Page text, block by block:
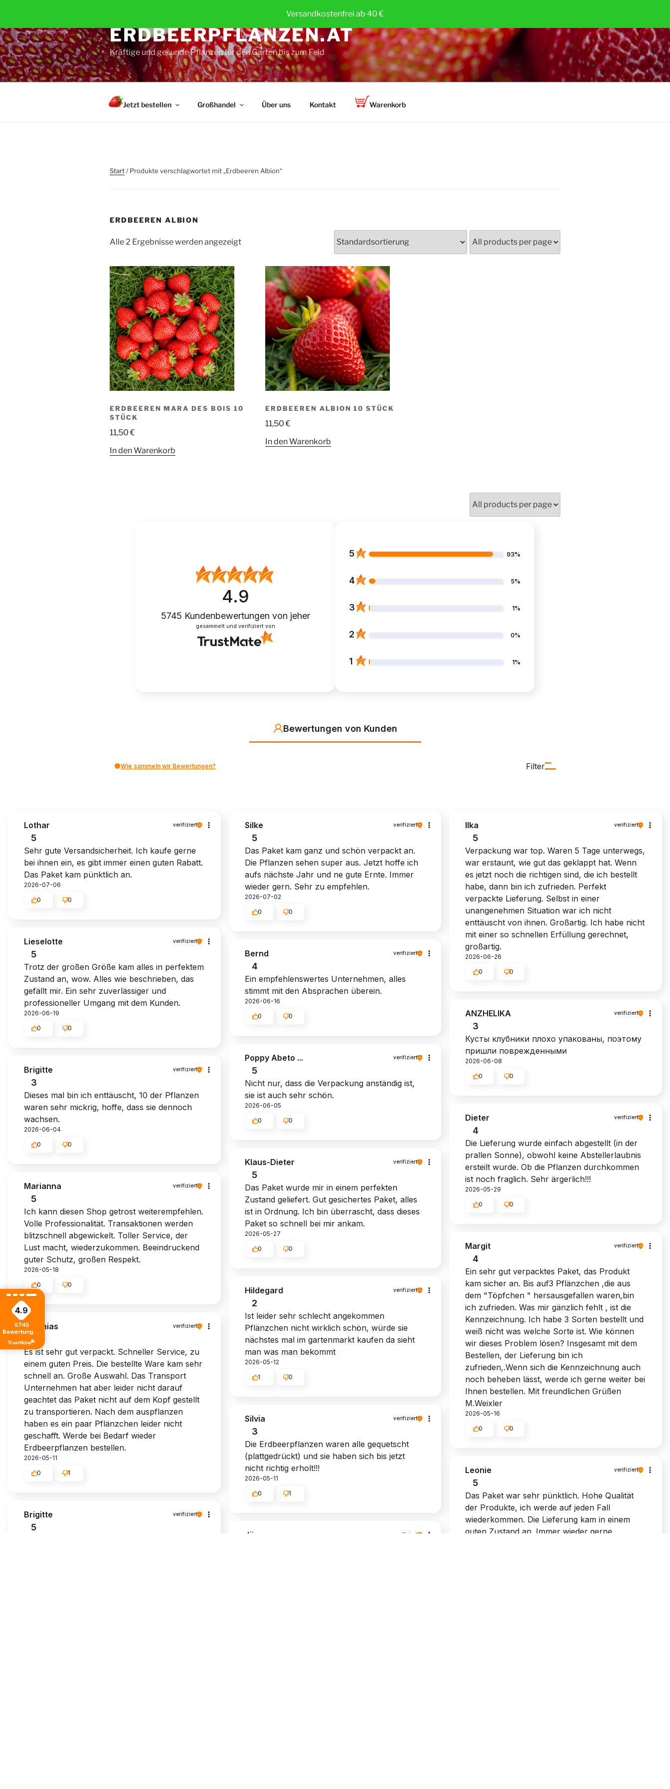
Versandkostenfrei ab 40 €
springen
ERDBEERPFLANZEN.AT
Kräftige und gesunde Pflanzen für den Garten bis zum Feld
Jetzt bestellen Großhandel Über uns Kontakt Warenkorb
Start/ Produkte verschlagwortet mit „Erdbeeren Albion“
ERDBEEREN ALBION
Alle 2 Ergebnisse werden angezeigt
ERDBEEREN MARA DES BOIS 10
STÜCK
11,50€
In den Warenkorb
ERDBEEREN ALBION 10 STÜCK
11,50€
In den Warenkorb
4.9
5745 Kundenbewertungen von jeher
gesammelt und verifiziert von
5 93%
4 5%
3 1%
2 0%
1 1%
Bewertungen von Kunden
Filter
Wie sammeln wir Bewertungen?
Lothar verifiziert
5
Sehr gute Versandsicherheit. Ich kaufe gerne
bei ihnen ein, es gibt immer einen guten Rabatt.
Das Paket kam pünktlich an.
2026-07-06
0 0
Silke verifiziert
5
Das Paket kam ganz und schön verpackt an.
Die Pflanzen sehen super aus. Jetzt hoffe ich
aufs nächste Jahr und ne gute Ernte. Immer
wieder gern. Sehr zu empfehlen.
2026-07-02
0 0
Ilka verifiziert
5
Verpackung war top. Waren 5 Tage unterwegs,
war erstaunt, wie gut das geklappt hat. Wenn
es jetzt noch die richtigen sind, die ich bestellt
habe, dann bin ich zufrieden. Perfekt
verpackte Lieferung. Selbst in einer
unangenehmen Situation war ich nicht
enttäuscht von ihnen. Großartig. Ich habe nicht
mit einer so schnellen Erfüllung gerechnet,
großartig.
2026-06-26
0 0
Lieselotte verifiziert
5
Trotz der großen Größe kam alles in perfektem
Zustand an, wow. Alles wie beschrieben, das
gefällt mir. Ein sehr zuverlässiger und
professioneller Umgang mit dem Kunden.
2026-06-19
0 0
Bernd verifiziert
4
Ein empfehlenswertes Unternehmen, alles
stimmt mit den Absprachen überein.
2026-06-16
0 0 ANZHELIKA verifiziert
3
Кусты клубники плохо упакованы, поэтому
пришли поврежденными
2026-06-08
0 0
Poppy Abeto ... verifiziert
5
Nicht nur, dass die Verpackung anständig ist,
sie ist auch sehr schön.
2026-06-05
0 0
Brigitte verifiziert
3
Dieses mal bin ich enttäuscht, 10 der Pflanzen
waren sehr mickrig, hoffe, dass sie dennoch
wachsen.
2026-06-04
0 0
Dieter verifiziert
4
Die Lieferung wurde einfach abgestellt (in der
prallen Sonne), obwohl keine Abstellerlaubnis
ersteilt wurde. Ob die Pflanzen durchkommen
ist noch fraglich. Sehr ärgerlich!!!
2026-05-29
0 0
Klaus-Dieter verifiziert
5
Das Paket wurde mir in einem perfekten
Zustand geliefert. Gut gesichertes Paket, alles
ist in Ordnung. Ich bin überrascht, dass dieses
Paket so schnell bei mir ankam.
2026-05-27
0 0
Marianna verifiziert
5
Ich kann diesen Shop getrost weiterempfehlen.
Volle Professionalität. Transaktionen werden
blitzschnell abgewickelt. Toller Service, der
Lust macht, wiederzukommen. Beeindruckend
guter Schutz, großen Respekt.
2026-05-18
0 0
Margit verifiziert
4
Ein sehr gut verpacktes Paket, das Produkt
kam sicher an. Bis auf3 Pflänzchen ,die aus
dem "Töpfchen " hersausgefallen waren,bin
ich zufrieden. Was mir gänzlich fehlt , ist die
Kennzeichnung. Ich habe 3 Sorten bestellt und
weiß nicht was welche Sorte ist. Wie können
wir dieses Problem lösen? Insgesamt mit dem
Bestellen, der Lieferung bin ich
zufrieden,.Wenn sich die Kennzeichnung auch
noch beheben lässt, werde ich gerne weiter bei
Ihnen bestellen. Mit freundlichen Grüßen
M.Weixler
2026-05-16
0 0
Hildegard verifiziert
2
Ist leider sehr schlecht angekommen
Pflänzchen nicht wirklich schön, würde sie
nächstes mal im gartenmarkt kaufen da sieht
man was man bekommt
2026-05-12
1 0
Matthias verifiziert
5
Es ist sehr gut verpackt. Schneller Service, zu
einem guten Preis. Die bestellte Ware kam sehr
schnell an. Große Auswahl. Das Transport
Unternehmen hat aber leider nicht darauf
geachtet das Paket nicht auf dem Kopf gestellt
zu transportieren. Nach dem auspflanzen
haben es ein paar Pflänzchen leider nicht
geschafft. Werde bei Bedarf wieder
Erdbeerpflanzen bestellen.
2026-05-11
0 1
Silvia verifiziert
3
Die Erdbeerpflanzen waren alle gequetscht
(plattgedrückt) und sie haben sich bis jetzt
nicht richtig erholt!!!
2026-05-11
0 1
Leonie verifiziert
5
Das Paket war sehr pünktlich. Hohe Qualität
der Produkte, ich werde auf jeden Fall
wiederkommen. Die Lieferung kam in einem
guten Zustand an. Immer wieder gerne.
Brigitte verifiziert
5
Jürgen verifiziert
4.9
5745
Bewertungen
von jeher